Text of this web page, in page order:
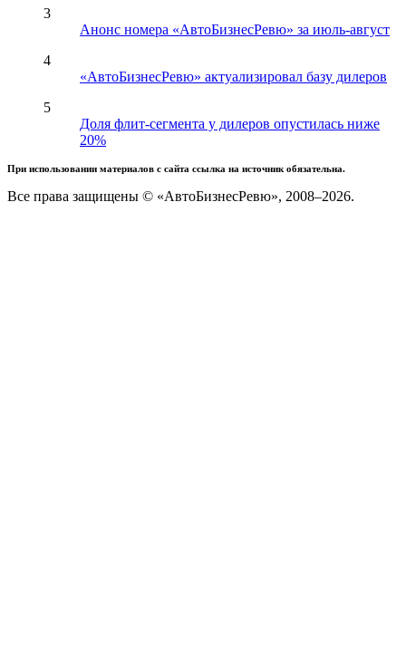
3
Анонс номера «АвтоБизнесРевю» за июль-август
4
«АвтоБизнесРевю» актуализировал базу дилеров
5
Доля флит-сегмента у дилеров опустилась ниже
20%
При использовании материалов с сайта ссылка на источник обязательна.
Все права защищены © «АвтоБизнесРевю», 2008–2026.